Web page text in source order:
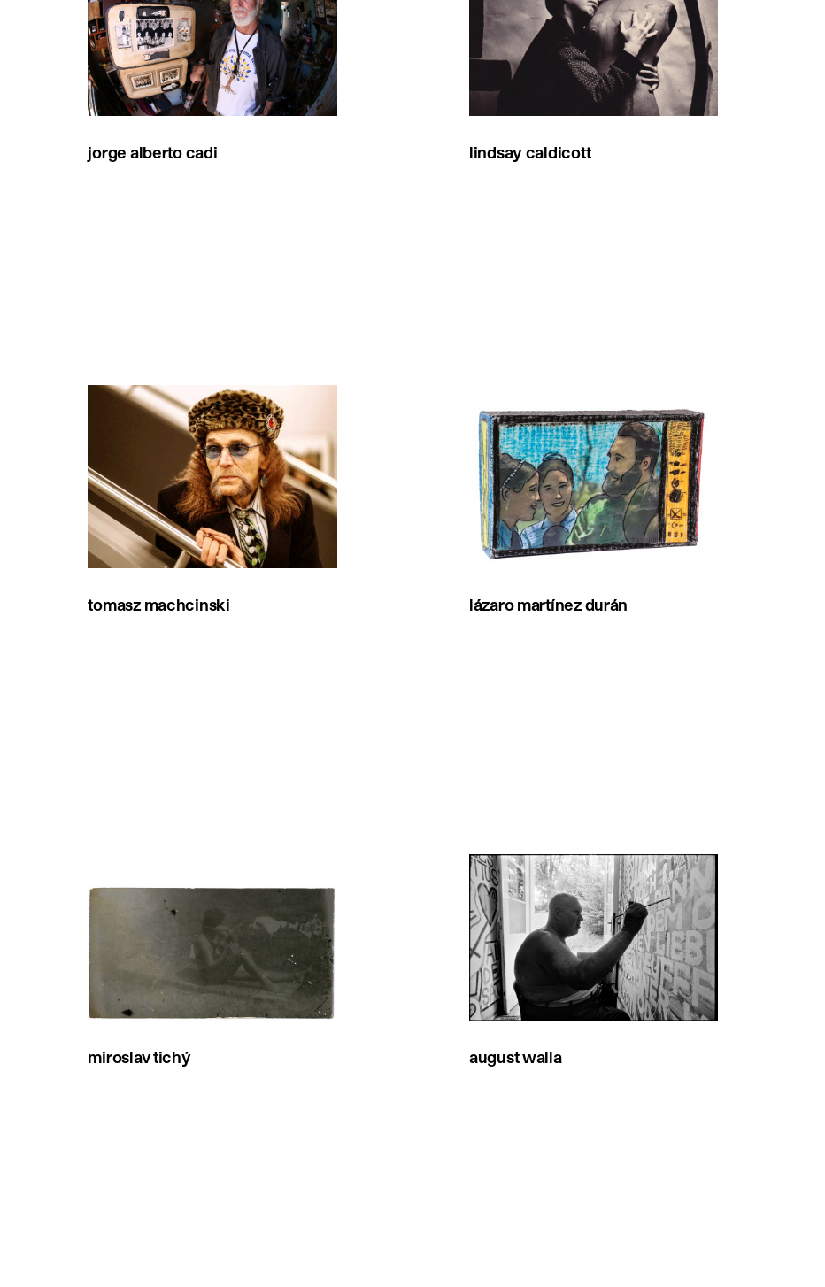
jorge alberto cadi lindsay caldicott
tomasz machcinski lázaro martínez durán
miroslav tichý august walla